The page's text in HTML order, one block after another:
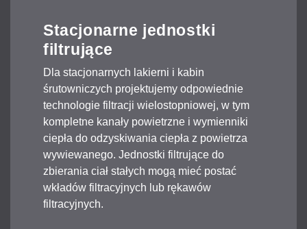
Stacjonarne jednostki
filtrujące
Dla stacjonarnych lakierni i kabin
śrutowniczych projektujemy odpowiednie
technologie filtracji wielostopniowej, w tym
kompletne kanały powietrzne i wymienniki
ciepła do odzyskiwania ciepła z powietrza
wywiewanego. Jednostki filtrujące do
zbierania ciał stałych mogą mieć postać
wkładów filtracyjnych lub rękawów
filtracyjnych.